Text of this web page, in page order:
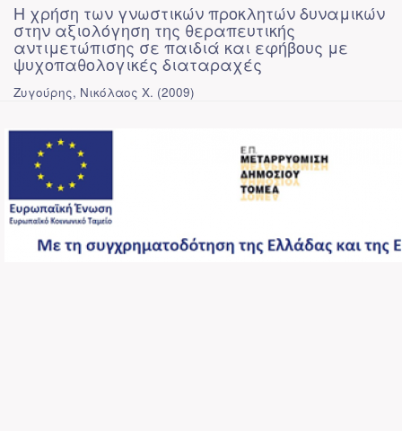
Η χρήση των γνωστικών προκλητών δυναμικών
στην αξιολόγηση της θεραπευτικής
αντιμετώπισης σε παιδιά και εφήβους με
ψυχοπαθολογικές διαταραχές
Ζυγούρης, Νικόλαος Χ. (2009)